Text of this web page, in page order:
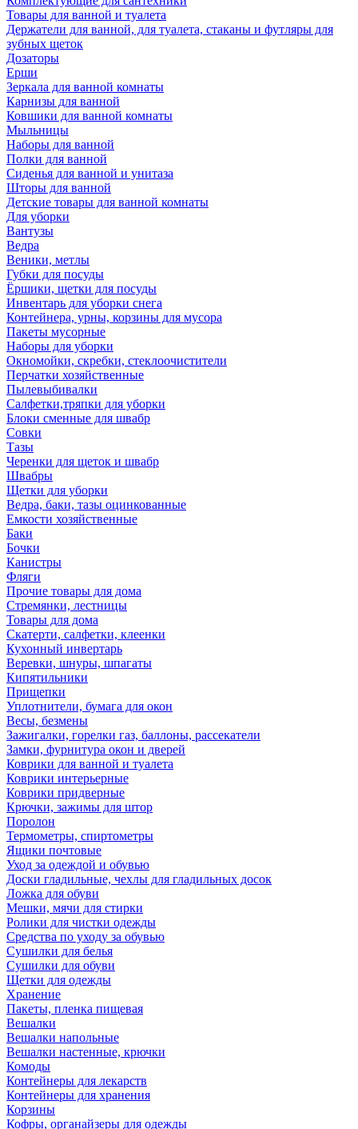
Товары для ванной и туалета
Держатели для ванной, для туалета, стаканы и футляры для
зубных щеток
Дозаторы
Ерши
Зеркала для ванной комнаты
Карнизы для ванной
Ковшики для ванной комнаты
Мыльницы
Наборы для ванной
Полки для ванной
Сиденья для ванной и унитаза
Шторы для ванной
Детские товары для ванной комнаты
Для уборки
Вантузы
Ведра
Веники, метлы
Губки для посуды
Ёршики, щетки для посуды
Инвентарь для уборки снега
Контейнера, урны, корзины для мусора
Пакеты мусорные
Наборы для уборки
Окномойки, скребки, стеклоочистители
Перчатки хозяйственные
Пылевыбивалки
Салфетки,тряпки для уборки
Блоки сменные для швабр
Совки
Тазы
Черенки для щеток и швабр
Швабры
Щетки для уборки
Ведра, баки, тазы оцинкованные
Емкости хозяйственные
Баки
Бочки
Канистры
Фляги
Прочие товары для дома
Стремянки, лестницы
Товары для дома
Скатерти, салфетки, клеенки
Кухонный инвертарь
Веревки, шнуры, шпагаты
Кипятильники
Прищепки
Уплотнители, бумага для окон
Весы, безмены
Зажигалки, горелки газ, баллоны, рассекатели
Замки, фурнитура окон и дверей
Коврики для ванной и туалета
Коврики интерьерные
Коврики придверные
Крючки, зажимы для штор
Поролон
Термометры, спиртометры
Ящики почтовые
Уход за одеждой и обувью
Доски гладильные, чехлы для гладильных досок
Ложка для обуви
Мешки, мячи для стирки
Ролики для чистки одежды
Средства по уходу за обувью
Сушилки для белья
Сушилки для обуви
Щетки для одежды
Хранение
Пакеты, пленка пищевая
Вешалки
Вешалки напольные
Вешалки настенные, крючки
Комоды
Контейнеры для лекарств
Контейнеры для хранения
Корзины
Кофры, органайзеры для одежды